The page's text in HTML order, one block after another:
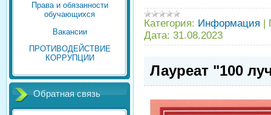
Права и обязанности
обучающихся
Вакансии
ПРОТИВОДЕЙСТВИЕ
КОРРУПЦИИ
Обратная связь
Категория: Информация |
Дата: 31.08.2023
Лауреат "100